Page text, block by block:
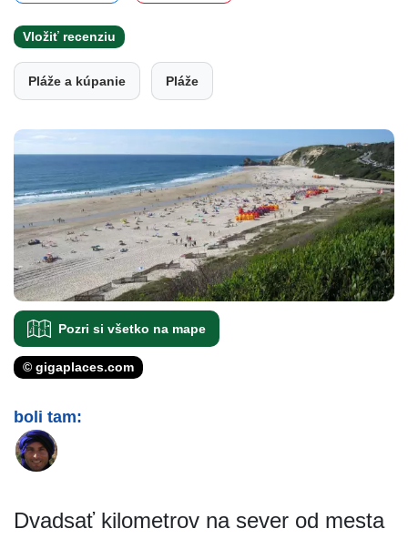
Vložiť recenziu
Pláže a kúpanie Pláže
Pozri si všetko na mape
© gigaplaces.com
boli tam:
Dvadsať kilometrov na sever od mesta